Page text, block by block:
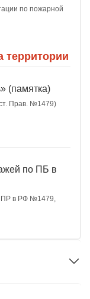
по пожарной
территории
(памятка)
Прав. №1479)
по ПБ в
ППР в РФ №1479,